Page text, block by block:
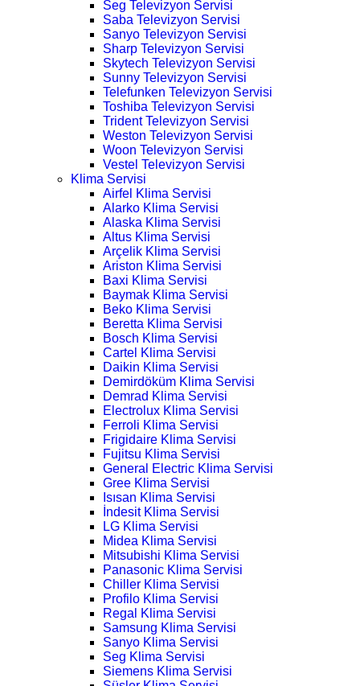
Seg Televizyon Servisi
Saba Televizyon Servisi
Sanyo Televizyon Servisi
Sharp Televizyon Servisi
Skytech Televizyon Servisi
Sunny Televizyon Servisi
Telefunken Televizyon Servisi
Toshiba Televizyon Servisi
Trident Televizyon Servisi
Weston Televizyon Servisi
Woon Televizyon Servisi
Vestel Televizyon Servisi
Klima Servisi
Airfel Klima Servisi
Alarko Klima Servisi
Alaska Klima Servisi
Altus Klima Servisi
Arçelik Klima Servisi
Ariston Klima Servisi
Baxi Klima Servisi
Baymak Klima Servisi
Beko Klima Servisi
Beretta Klima Servisi
Bosch Klima Servisi
Cartel Klima Servisi
Daikin Klima Servisi
Demirdöküm Klima Servisi
Demrad Klima Servisi
Electrolux Klima Servisi
Ferroli Klima Servisi
Frigidaire Klima Servisi
Fujitsu Klima Servisi
General Electric Klima Servisi
Gree Klima Servisi
Isısan Klima Servisi
İndesit Klima Servisi
LG Klima Servisi
Midea Klima Servisi
Mitsubishi Klima Servisi
Panasonic Klima Servisi
Chiller Klima Servisi
Profilo Klima Servisi
Regal Klima Servisi
Samsung Klima Servisi
Sanyo Klima Servisi
Seg Klima Servisi
Siemens Klima Servisi